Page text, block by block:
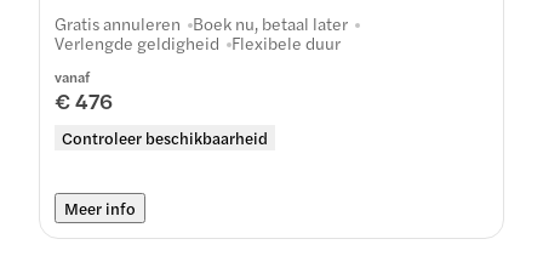
vanaf
€ 476
Controleer beschikbaarheid
Gratis annuleren Boek nu, betaal later
Verlengde geldigheid Flexibele duur
Meer info